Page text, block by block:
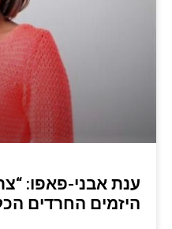
ענת אבני-פאפו:
היזמים החרדים